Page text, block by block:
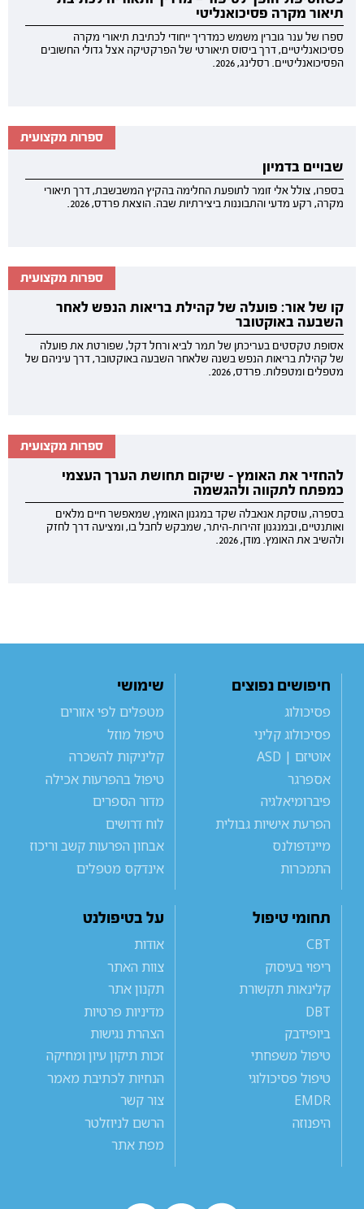
תיאור מקרה פסיכואנליטי
ספרו של ענר גוברין משמש כמדריך ייחודי לכתיבת תיאורי מקרה
פסיכואנליטיים, דרך ביסוס תיאורטי של הפרקטיקה אצל גדולי החשובים
הפסיכואנליטיים. רסלינג, 2026.
ספרות מקצועית
שבויים בדמיון
בספרו, צולל אלי זומר לתופעת החלימה בהקיץ המשבשבת, דרך תיאורי
מקרה, רקע מדעי והתבוננות ביצירתיות שבה. הוצאת פרדס, 2026.
ספרות מקצועית
קו של אור: פועלה של קהילת בריאות הנפש לאחר
השבעה באוקטובר
אסופת טקסטים בעריכתן של תמר לביא ורחל דקל, שפורטת את פועלה
של קהילת בריאות הנפש בשנה שלאחר השבעה באוקטובר, דרך עיניהם של
מטפלים ומטפלות. פרדס, 2026.
ספרות מקצועית
להחזיר את האומץ - שיקום תחושת הערך העצמי
כמפתח לתקווה ולהגשמה
בספרה, עוסקת אנאבלה שקד במגנון האומץ, שמאפשר חיים מלאים
ואותנטיים, ובמנגנון זהירות-היתר, שמבקש לחבל בו, ומציעה דרך לחזק
ולהשיב את האומץ. מודן, 2026.
חיפושים נפוצים
פסיכולוג
פסיכולוג קליני
אוטיזם | ASD
אספרגר
פיברומיאלגיה
הפרעת אישיות גבולית
מיינדפולנס
התמכרות
שימושי
מטפלים לפי אזורים
טיפול מוזל
קליניקות להשכרה
טיפול בהפרעות אכילה
מדור הספרים
לוח דרושים
אבחון הפרעות קשב וריכוז
אינדקס מטפלים
תחומי טיפול
CBT
ריפוי בעיסוק
קלינאות תקשורת
DBT
ביופידבק
טיפול משפחתי
טיפול פסיכולוגי
EMDR
היפנוזה
על בטיפולנט
אודות
צוות האתר
תקנון אתר
מדיניות פרטיות
הצהרת נגישות
זכות תיקון עיון ומחיקה
הנחיות לכתיבת מאמר
צור קשר
הרשם לניוזלטר
מפת אתר